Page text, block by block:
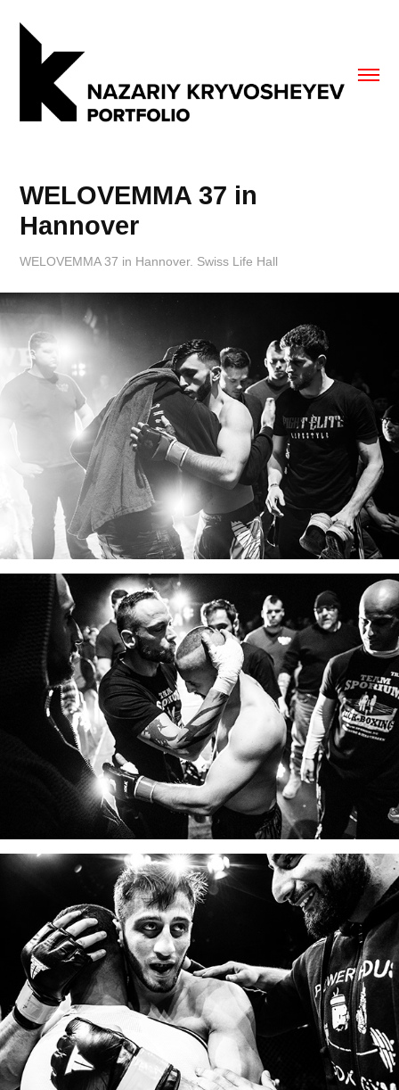
WELOVEMMA 37 in
Hannover
WELOVEMMA 37 in Hannover. Swiss Life Hall